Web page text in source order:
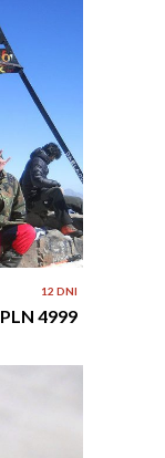
12 DNI
PLN 4999